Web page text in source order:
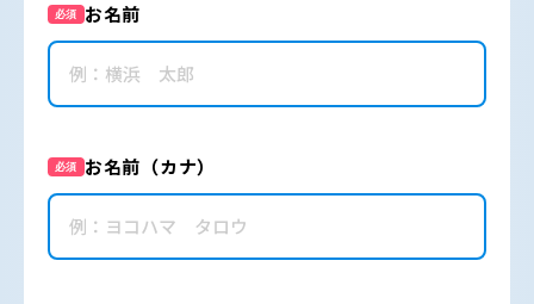
必須 お名前
必須 お名前（カナ）